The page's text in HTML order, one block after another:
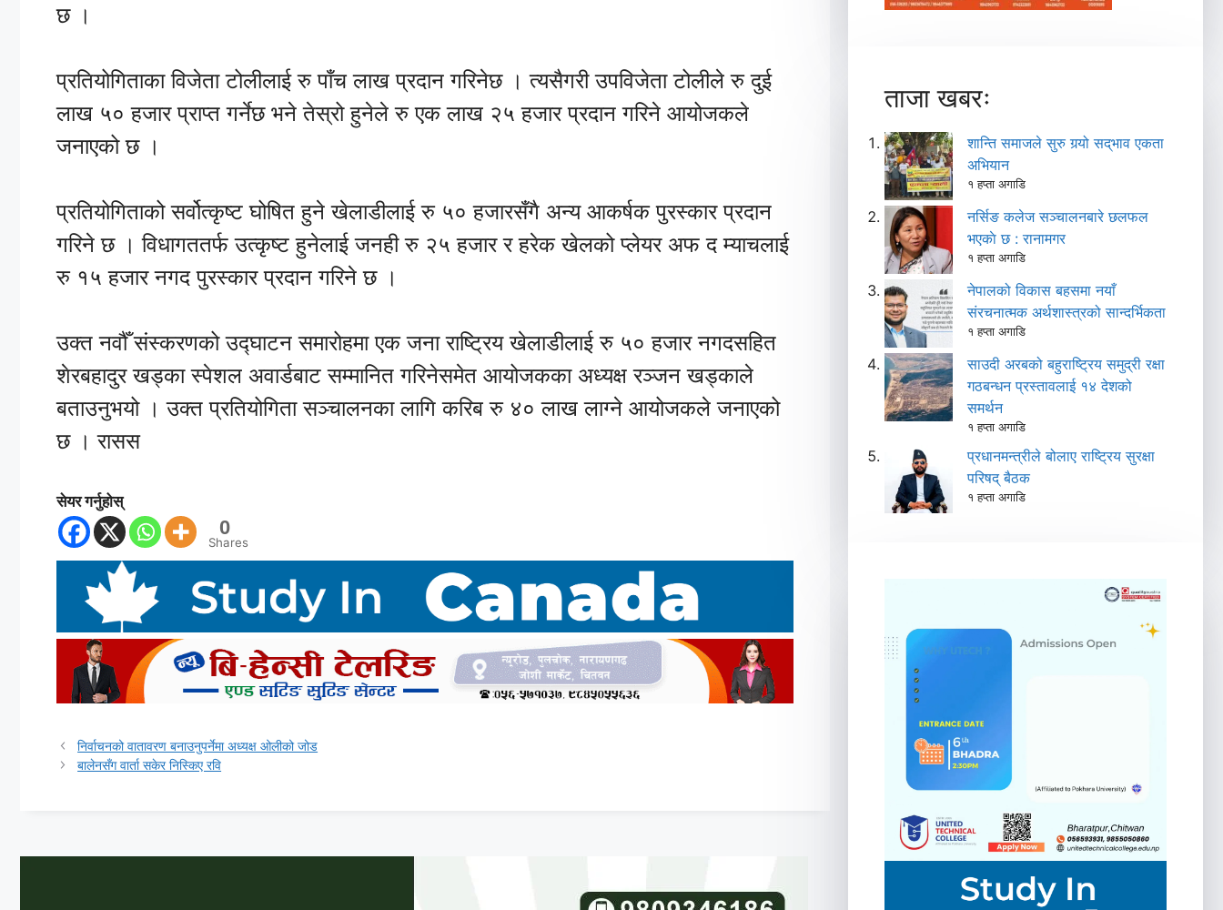
छ ।
प्रतियोगिताका विजेता टोलीलाई रु पाँच लाख प्रदान गरिनेछ । त्यसैगरी उपविजेता टोलीले रु दुई
लाख ५० हजार प्राप्त गर्नेछ भने तेस्रो हुनेले रु एक लाख २५ हजार प्रदान गरिने आयोजकले
जनाएको छ ।
प्रतियोगिताको सर्वोत्कृष्ट घोषित हुने खेलाडीलाई रु ५० हजारसँगै अन्य आकर्षक पुरस्कार प्रदान
गरिने छ । विधागततर्फ उत्कृष्ट हुनेलाई जनही रु २५ हजार र हरेक खेलको प्लेयर अफ द म्याचलाई
रु १५ हजार नगद पुरस्कार प्रदान गरिने छ ।
उक्त नवौँ संस्करणको उद्घाटन समारोहमा एक जना राष्ट्रिय खेलाडीलाई रु ५० हजार नगदसहित
शेरबहादुर खड्का स्पेशल अवार्डबाट सम्मानित गरिनेसमेत आयोजकका अध्यक्ष रञ्जन खड्काले
बताउनुभयो । उक्त प्रतियोगिता सञ्चालनका लागि करिब रु ४० लाख लाग्ने आयोजकले जनाएको
छ । रासस
सेयर गर्नुहोस्
0
Shares
निर्वाचनको वातावरण बनाउनुपर्नेमा अध्यक्ष ओलीको जोड
बालेनसँग वार्ता सकेर निस्किए रवि
ताजा खबरः
शान्ति समाजले सुरु गर्‍यो सद्‌भाव एकता
अभियान
१ हप्ता अगाडि
नर्सिङ कलेज सञ्चालनबारे छलफल
भएकाे छ : रानामगर
१ हप्ता अगाडि
नेपालको विकास बहसमा नयाँ
संरचनात्मक अर्थशास्त्रको सान्दर्भिकता
१ हप्ता अगाडि
साउदी अरबको बहुराष्ट्रिय समुद्री रक्षा
गठबन्धन प्रस्तावलाई १४ देशको
समर्थन
१ हप्ता अगाडि
प्रधानमन्त्रीले बोलाए राष्ट्रिय सुरक्षा
परिषद् बैठक
१ हप्ता अगाडि